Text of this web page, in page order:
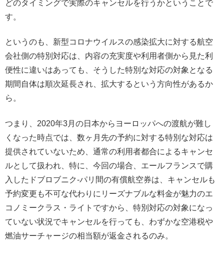
どのタイミングで実際のキャンセルを行うかということで
す。
というのも、新型コロナウイルスの感染拡大に対する航空
会社側の特別対応は、内容の充実度や利用者側から見た利
便性に違いはあっても、そうした特別な対応の対象となる
期間自体は順次延長され、拡大するという方向性があるか
ら。
つまり、2020年3月の日本からヨーロッパへの渡航が難し
くなった時点では、数ヶ月先の予約に対する特別な対応は
提供されていないため、通常の利用者都合によるキャンセ
ルとして扱われ、特に、今回の場合、エールフランスで購
入したドブロブニク-パリ間の有償航空券は、キャンセルも
予約変更も不可な代わりにリーズナブルな料金が魅力のエ
コノミークラス・ライトですから、特別対応の対象になっ
ていない状況でキャンセルを行っても、わずかな空港税や
燃油サーチャージの相当額が返金されるのみ。